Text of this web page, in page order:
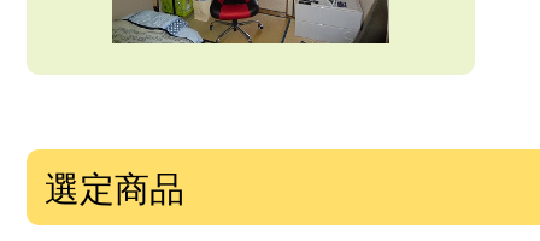
選定商品